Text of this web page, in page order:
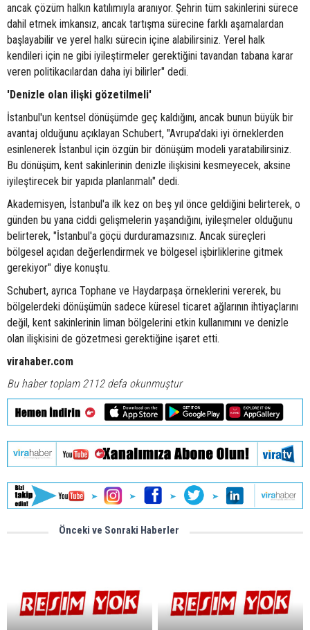
ancak çözüm halkın katılımıyla aranıyor. Şehrin tüm sakinlerini sürece
dahil etmek imkansız, ancak tartışma sürecine farklı aşamalardan
başlayabilir ve yerel halkı sürecin içine alabilirsiniz. Yerel halk
kendileri için ne gibi iyileştirmeler gerektiğini tavandan tabana karar
veren politikacılardan daha iyi bilirler" dedi.
'Denizle olan ilişki gözetilmeli'
İstanbul'un kentsel dönüşümde geç kaldığını, ancak bunun büyük bir
avantaj olduğunu açıklayan Schubert, "Avrupa'daki iyi örneklerden
esinlenerek İstanbul için özgün bir dönüşüm modeli yaratabilirsiniz.
Bu dönüşüm, kent sakinlerinin denizle ilişkisini kesmeyecek, aksine
iyileştirecek bir yapıda planlanmalı" dedi.
Akademisyen, İstanbul'a ilk kez on beş yıl önce geldiğini belirterek, o
günden bu yana ciddi gelişmelerin yaşandığını, iyileşmeler olduğunu
belirterek, "İstanbul'a göçü durduramazsınız. Ancak süreçleri
bölgesel açıdan değerlendirmek ve bölgesel işbirliklerine gitmek
gerekiyor" diye konuştu.
Schubert, ayrıca Tophane ve Haydarpaşa örneklerini vererek, bu
bölgelerdeki dönüşümün sadece küresel ticaret ağlarının ihtiyaçlarını
değil, kent sakinlerinin liman bölgelerini etkin kullanımını ve denizle
olan ilişkisini de gözetmesi gerektiğine işaret etti.
virahaber.com
Bu haber toplam 2112 defa okunmuştur
Önceki ve Sonraki Haberler